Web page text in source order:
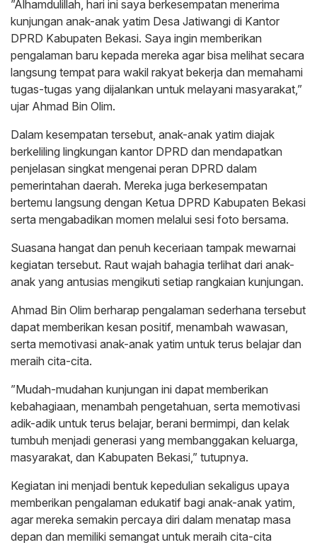
‎”Alhamdulillah, hari ini saya berkesempatan menerima
kunjungan anak-anak yatim Desa Jatiwangi di Kantor
DPRD Kabupaten Bekasi. Saya ingin memberikan
pengalaman baru kepada mereka agar bisa melihat secara
langsung tempat para wakil rakyat bekerja dan memahami
tugas-tugas yang dijalankan untuk melayani masyarakat,”
ujar Ahmad Bin Olim.
‎Dalam kesempatan tersebut, anak-anak yatim diajak
berkeliling lingkungan kantor DPRD dan mendapatkan
penjelasan singkat mengenai peran DPRD dalam
pemerintahan daerah. Mereka juga berkesempatan
bertemu langsung dengan Ketua DPRD Kabupaten Bekasi
serta mengabadikan momen melalui sesi foto bersama.
‎Suasana hangat dan penuh keceriaan tampak mewarnai
kegiatan tersebut. Raut wajah bahagia terlihat dari anak-
anak yang antusias mengikuti setiap rangkaian kunjungan.
‎Ahmad Bin Olim berharap pengalaman sederhana tersebut
dapat memberikan kesan positif, menambah wawasan,
serta memotivasi anak-anak yatim untuk terus belajar dan
meraih cita-cita.
‎”Mudah-mudahan kunjungan ini dapat memberikan
kebahagiaan, menambah pengetahuan, serta memotivasi
adik-adik untuk terus belajar, berani bermimpi, dan kelak
tumbuh menjadi generasi yang membanggakan keluarga,
masyarakat, dan Kabupaten Bekasi,” tutupnya.
‎Kegiatan ini menjadi bentuk kepedulian sekaligus upaya
memberikan pengalaman edukatif bagi anak-anak yatim,
agar mereka semakin percaya diri dalam menatap masa
depan dan memiliki semangat untuk meraih cita-cita